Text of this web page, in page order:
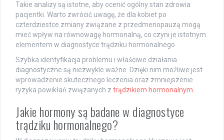
Takie analizy są istotne, aby ocenić ogólny stan zdrowia
pacjentki. Warto zwrócić uwagę, że dla kobiet po
czterdziestce zmiany związane z przedmenopauzą mogą
mieć wpływ na równowagę hormonalną, co czyni je istotnym
elementem w diagnostyce trądziku hormonalnego.
Szybka identyfikacja problemu i właściwe działania
diagnostyczne są niezwykle ważne. Dzięki nim możliwe jest
wprowadzenie skutecznego leczenia oraz zmniejszenie
ryzyka powikłań związanych z trądzikiem hormonalnym
Jakie hormony są badane w diagnostyce
trądziku hormonalnego?